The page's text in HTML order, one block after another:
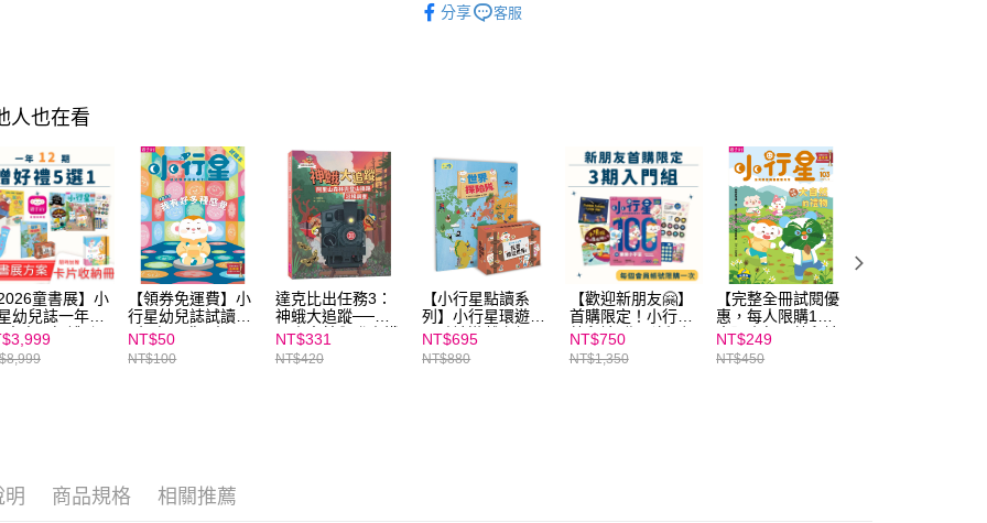
醒簡訊。
款買賣價金債權讓與本公司後，依約使用本公司帳單繳交帳款。
2.基於同意付款使用「大哥付你分期」之契約關係目的，商店將以您的個人
資料（包含姓名、電話或地址）提供予台灣大哥大進項蒐集、處理及利
用，由本公司與您本人進行分期帳單所需資料之確認、核對及更正。
3.完整用戶服務條款，請詳閱以下連結：https://oppay.tw/userRule
１．於結帳方式選擇「AFTEE先享後付」後，將跳轉至「AFTEE先享後
※ 交易是否成功請以「AFTEE先享後付 」之結帳頁面顯示為準，若有關於
是否繳費成功／繳費後需取消欲退款等相關疑問，請聯繫「AFTEE先享後
付客戶支援中心」
https://netprotections.freshdesk.com/support/home
【注意事項】
１．透過由恩沛科技股份有限公司提供之「AFTEE先享後付」服務完成之
交易，需依本服務之必要範圍內提供個人資料，並將交易相關給付款項請
求債權轉讓予恩沛科技股份有限公司。
２．關於個人資料處理事宜，請瀏覽以下網址：
https://aftee.tw/terms/#terms3
３．未成年的使用者請事先徵得法定代理人或監護人之同意方可使用
每筆NT$70，滿NT$499(含以上)免運費
每筆NT$70，滿NT$800(含以上)免運費
離島宅配（澎湖、金門、馬祖、小琉球；不適用於郵局i郵箱）
每筆NT$200
海外包裹航空運送 查看運費
分享 客服
人也在看
童書展】小
幼兒誌一年12
童書展好禮5選
贈點讀卡片收
！
【領券免運費】小
行星幼兒誌試讀本
~每人限購一份
NT$50
NT$100
達克比出任務3：
神蛾大追蹤──阿
里山森林與登山鐵
路沿線調查
NT$331
NT$420
【小行星點讀系
列】小行星環遊世
界點讀遊戲套組
NT$695
NT$880
【歡迎新朋友🤗】
首購限定！小行星
幼兒誌3期（新刊3
期）
NT$750
NT$1,350
【完整全冊試閱優
惠，每人限購1
本】小行星幼兒誌
★2024年10月號
★大自然的禮物
NT$249
NT$450
明 商品規格 相關推薦